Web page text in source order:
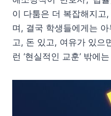
이 다툼은 더 복잡해지고
며, 결국 학생들에게는
고, 돈 있고, 여유가 있으
런 ‘현실적인 교훈’ 밖에